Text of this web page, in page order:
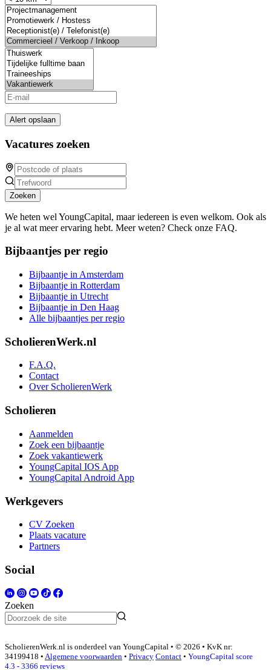
Alert opslaan
Vacatures zoeken
Zoeken
We heten wel YoungCapital, maar iedereen is even welkom. Ook als
je al wat meer ervaring hebt. Meer weten? Check onze FAQ.
Bijbaantjes per regio
Bijbaantje in Amsterdam
Bijbaantje in Rotterdam
Bijbaantje in Utrecht
Bijbaantje in Den Haag
Alle bijbaantjes per regio
ScholierenWerk.nl
F.A.Q.
Contact
Over ScholierenWerk
Scholieren
Aanmelden
Zoek een bijbaantje
Zoek vakantiewerk
YoungCapital IOS App
YoungCapital Android App
Werkgevers
CV Zoeken
Plaats vacature
Partners
Social
Zoeken
ScholierenWerk.nl is onderdeel van YoungCapital • © 2026 • KvK nr:
34199418 • Algemene voorwaarden • Privacy Contact • YoungCapital score
4.3 - 3366 reviews